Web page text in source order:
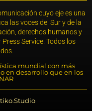
cuyo eje es una
las voces del Sur y de la
derechos humanos y
Service. Todos los
mundial con más
en desarrollo que en los